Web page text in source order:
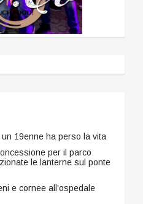
19enne ha perso la vita
per il parco
le lanterne sul ponte
e cornee all’ospedale